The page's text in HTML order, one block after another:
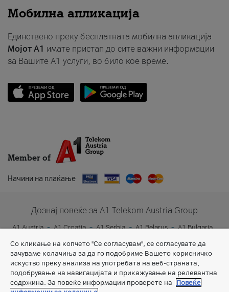
Мобилна апликација
Единствено преку бесплатната мобилна апликација
Мојот A1 имате пристап до сите важни информации
за Вашите A1 услуги, во било кое време.
Member of
Начини на плаќање
Дознај повеќе за A1 Telekom Austria Group
A1 Austria A1 Croatia A1 Serbia A1 Belarus
A1 Bulgaria
Со кликање на копчето "Се согласувам", се согласувате да
зачуваме колачиња за да го подобриме Вашето корисничко
искуство преку анализа на употребата на веб-страната,
подобрување на навигацијата и прикажување на релевантна
содржина. За повеќе информации проверете на
Повеќе